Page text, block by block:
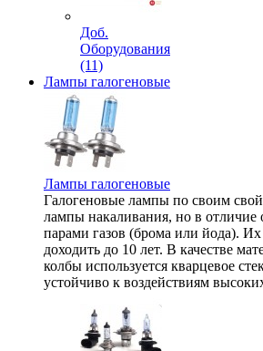
Доб.
Оборудования
(11)
Лампы галогеновые
Лампы галогеновые
Галогеновые лампы по своим
лампы накаливания, но в отличие
парами газов (брома или йода).
доходить до 10 лет. В качестве
колбы используется кварцевое
устойчиво к воздействиям